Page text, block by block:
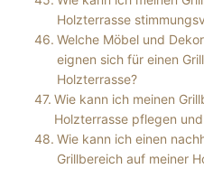
Holzterrasse
Welche Möbel und
eignen sich für einen
Holzterrasse?
Wie kann ich meinen
Holzterrasse pflegen
Wie kann ich einen
Grillbereich auf meiner